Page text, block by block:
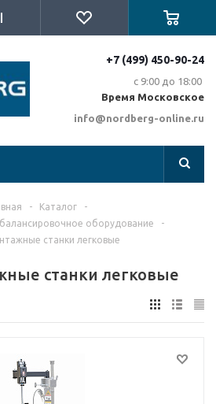
+7 (499) 450-90-24
с 9:00 до 18:00
Время Московское
info@nordberg-online.ru
- Каталог
-
оборудование
-
станки легковые
станки легковые